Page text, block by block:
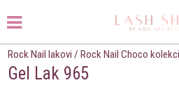
Rock Nail lakovi /Rock Nail Choco
Gel Lak 965